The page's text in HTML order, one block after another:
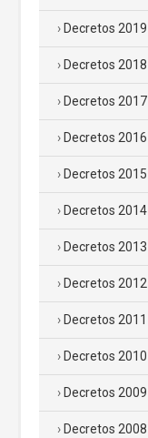
Decretos 2019
Decretos 2018
Decretos 2017
Decretos 2016
Decretos 2015
Decretos 2014
Decretos 2013
Decretos 2012
Decretos 2011
Decretos 2010
Decretos 2009
Decretos 2008